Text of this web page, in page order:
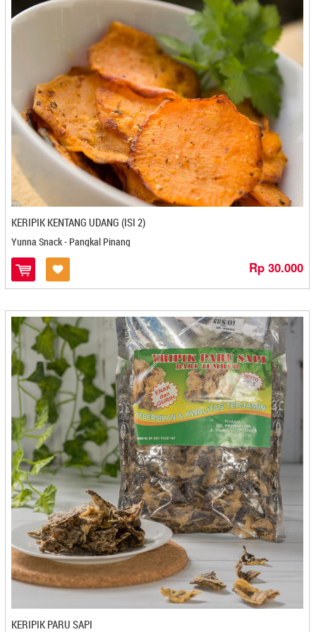
Mee Mee Pusat Oleh-oleh - Cilegon
Mekar Mandiri - Bontang
Mekar Snack - Medan
Mekarsari - Kediri
Melati - Cilegon
Melinjo Chips - Cirebon
Memey - Cirebon
Meranti - Medan
Mi Cook Mie Kocok - Bandung
Mickey Mouse - Banjarmasin
Mie Baso Sosis Yen - Bandung
Milansa Snack - Yogyakarta
Mirza - Pontianak
Misterpia - Malang
Mochi A Yani - Sukabumi
Mpok Nini - Bekasi
Mubarok - Mojokerto
Mutiara Luwak - Bandar Lampung
Nayadam - Batam
Ndaqies - Bandung
Neng Rum Sari - Cilegon
Nera Coffee - Medan
Ngedani - Cirebon
Nipaloka Eggroll - Cilegon
Nu Ibun - Bandung
Nukita Food - Bandung
Nukita Food - Bandung
NULL
Nunung Nurjanah - Cilegon
Nyah Ayu - Magelang
Nyah Tewel - Surabaya
Nyai Kerang - Bandung
Nyai Kerang- Bandung
Ocien - Cirebon
KERIPIK KENTANG UDANG (ISI 2)
Yunna Snack - Pangkal Pinang
Rp 30.000
KERIPIK PARU SAPI